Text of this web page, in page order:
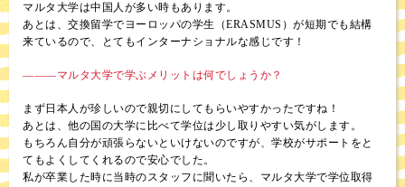
マルタ大学は中国人が多い時もあります。
あとは、交換留学でヨーロッパの学生（ERASMUS）が短期でも結構
来ているので、とてもインターナショナルな感じです！
―――マルタ大学で学ぶメリットは何でしょうか？
まず日本人が珍しいので親切にしてもらいやすかったですね！
あとは、他の国の大学に比べて学位は少し取りやすい気がします。
もちろん自分が頑張らないといけないのですが、学校がサポートをと
てもよくしてくれるので安心でした。
私が卒業した時に当時のスタッフに聞いたら、マルタ大学で学位取得